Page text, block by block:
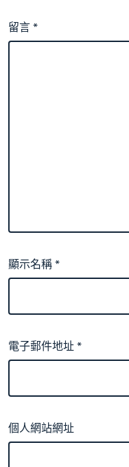
留言*
顯示名稱*
電子郵件地址*
個人網站網址